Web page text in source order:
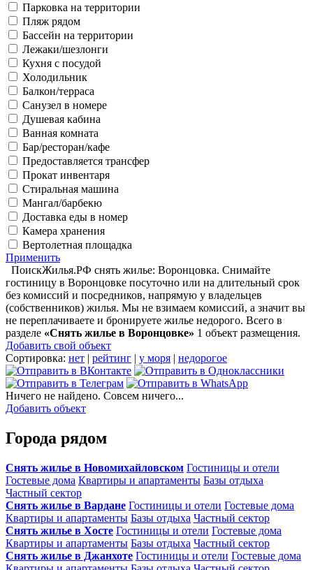
Парковка на территории
Пляж рядом
Бассейн на территории
Лежаки/шезлонги
Кухня с посудой
Холодильник
Балкон/терраса
Санузел в номере
Душевая кабина
Ванная комната
Бар/ресторан/кафе
Предоставляется трансфер
Прокат инвентаря
Стиральная машина
Мангал/барбекю
Доставка еды в номер
Камера хранения
Вертолетная площадка
Применить
ПоискЖилья.РФ снять жилье: Воронцовка. Снимайте
гостиницу в Воронцовке посуточно или на длительный срок
без комиссий и посредников, напрямую у владельцев
(собственников) жилья. Мы не взимаем комиссий, а значит вы
не переплачиваете и бронируете жилье недорого. Всего в
разделе «Снять жилье в Воронцовке» 1 объект размещения.
Добавить свой объект
Сортировка: нет | рейтинг | у моря | недорогое
Ничего не найдено. Совсем ничего...
Добавить объект
Города рядом
Снять жилье в Новомихайловском Гостиницы и отели
Гостевые дома Квартиры и апартаменты Базы отдыха
Частный сектор
Снять жилье в Вардане Гостиницы и отели Гостевые дома
Квартиры и апартаменты Базы отдыха Частный сектор
Снять жилье в Хосте Гостиницы и отели Гостевые дома
Квартиры и апартаменты Базы отдыха Частный сектор
Снять жилье в Джанхоте Гостиницы и отели Гостевые дома